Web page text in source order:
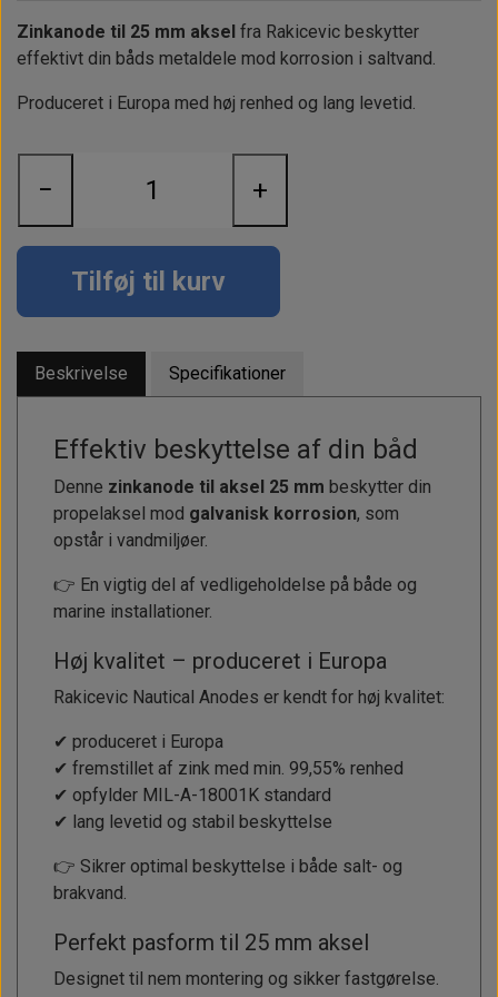
Landstrømskabler
Paneler & Kontakter
Værktøj
Brændstoftank
Gori propeller
instrumenter
Additive
Epoxy
Børster & Svampe m.m.
El-artikler
Tøj
Tovværk & fortøjning
Solceller
Strøm
Outlet
Gavekort
Hvem er vi
Kontakt
Zinkanode til 25 mm aksel fra Rakicevic beskytter
effektivt din båds metaldele mod korrosion i saltvand.
Produceret i Europa med høj renhed og lang levetid.
− +
Tilføj til kurv
Beskrivelse Specifikationer
Effektiv beskyttelse af din båd
Denne zinkanode til aksel 25 mm beskytter din
propelaksel mod galvanisk korrosion, som
opstår i vandmiljøer.
👉 En vigtig del af vedligeholdelse på både og
marine installationer.
Høj kvalitet – produceret i Europa
Rakicevic Nautical Anodes er kendt for høj kvalitet:
✔ produceret i Europa
✔ fremstillet af zink med min. 99,55% renhed
✔ opfylder MIL-A-18001K standard
✔ lang levetid og stabil beskyttelse
👉 Sikrer optimal beskyttelse i både salt- og
brakvand.
Perfekt pasform til 25 mm aksel
Designet til nem montering og sikker fastgørelse.